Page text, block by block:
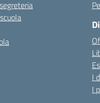
I
I